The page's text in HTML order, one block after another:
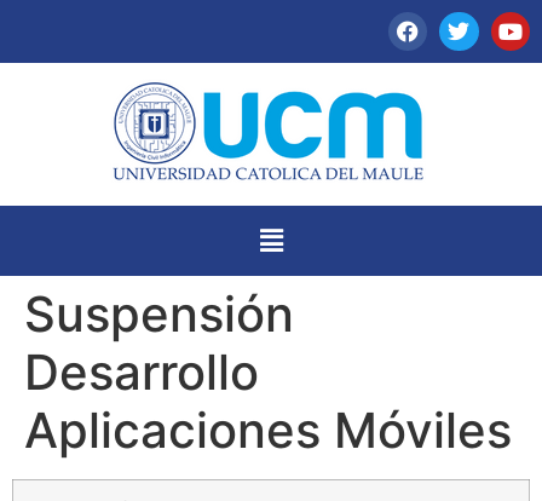
Suspensión
Desarrollo
Aplicaciones Móviles